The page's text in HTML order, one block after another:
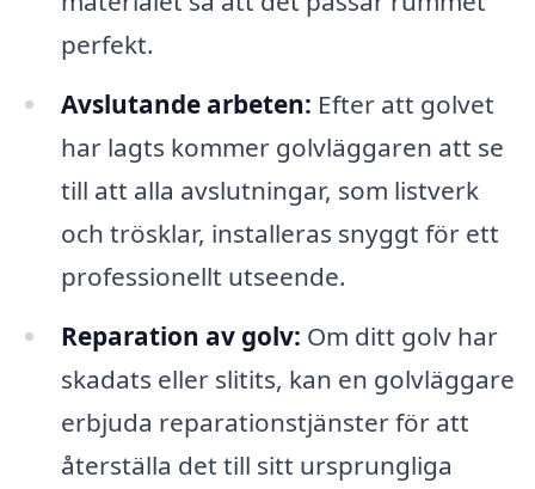
perfekt.
Avslutande arbeten: Efter att golvet
har lagts kommer golvläggaren att se
till att alla avslutningar, som listverk
och trösklar, installeras snyggt för ett
professionellt utseende.
Reparation av golv: Om ditt golv har
skadats eller slitits, kan en golvläggare
erbjuda reparationstjänster för att
återställa det till sitt ursprungliga